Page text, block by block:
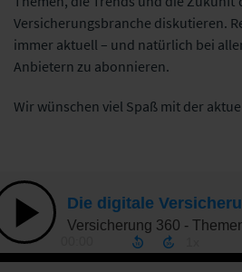
Versicherungsbranche diskutieren.
immer aktuell – und natürlich bei
Anbietern zu abonnieren.
Wir wünschen viel Spaß mit der